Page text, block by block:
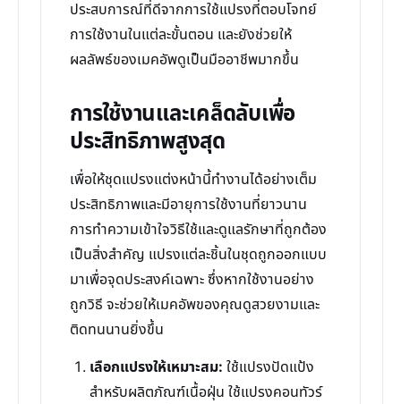
ประสบการณ์ที่ดีจากการใช้แปรงที่ตอบโจทย์
การใช้งานในแต่ละขั้นตอน และยังช่วยให้
ผลลัพธ์ของเมคอัพดูเป็นมืออาชีพมากขึ้น
การใช้งานและเคล็ดลับเพื่อ
ประสิทธิภาพสูงสุด
เพื่อให้ชุดแปรงแต่งหน้านี้ทำงานได้อย่างเต็ม
ประสิทธิภาพและมีอายุการใช้งานที่ยาวนาน
การทำความเข้าใจวิธีใช้และดูแลรักษาที่ถูกต้อง
เป็นสิ่งสำคัญ แปรงแต่ละชิ้นในชุดถูกออกแบบ
มาเพื่อจุดประสงค์เฉพาะ ซึ่งหากใช้งานอย่าง
ถูกวิธี จะช่วยให้เมคอัพของคุณดูสวยงามและ
ติดทนนานยิ่งขึ้น
เลือกแปรงให้เหมาะสม: ใช้แปรงปัดแป้ง
สำหรับผลิตภัณฑ์เนื้อฝุ่น ใช้แปรงคอนทัวร์